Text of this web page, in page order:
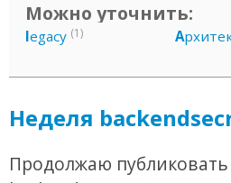
Можно уточнить:
legacy (1) А
Неделя
Продолжаю